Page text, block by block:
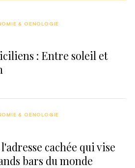
: Entre soleil et
& OENOLOGIE
cachée qui vise
bars du monde
& OENOLOGIE